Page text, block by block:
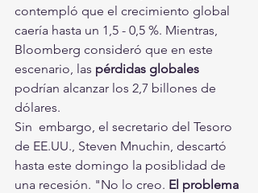
contempló que el crecimiento global
caería hasta un 1,5 - 0,5 %. Mientras,
Bloomberg consideró que en este
escenario, las pérdidas globales
podrían alcanzar los 2,7 billones de
dólares.
Sin  embargo, el secretario del Tesoro
de EE.UU., Steven Mnuchin, descartó
hasta este domingo la posiblidad de
una recesión. "No lo creo. El problema